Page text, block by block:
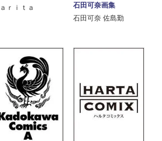
ｒｉｔａ
石田可奈画集
石田可奈 佐島勤